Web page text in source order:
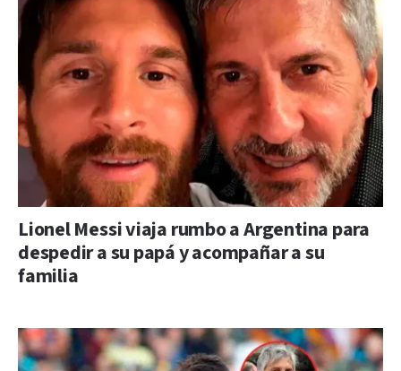
Lionel Messi viaja rumbo a Argentina para
despedir a su papá y acompañar a su
familia